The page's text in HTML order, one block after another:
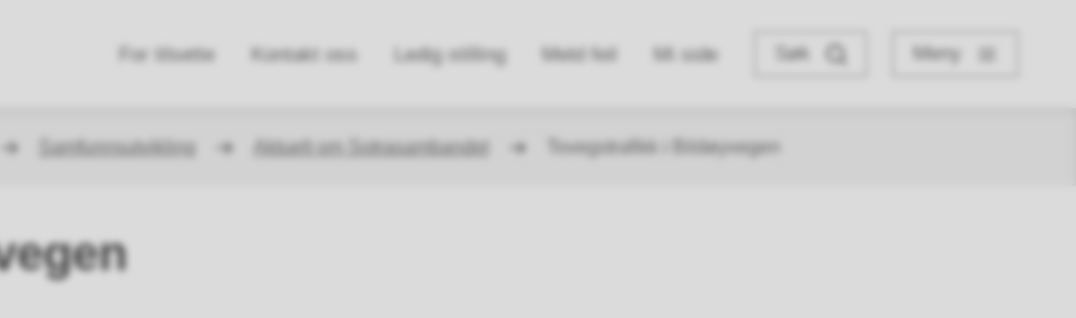
For tilsette Kontakt oss Ledig stilling Meld feil Mi side Søk Meny
Samfunnsutvikling Aktuelt om Sotrasambandet Tovegstrafikk i Bildøyvegen